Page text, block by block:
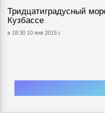
Тридцатиградусный
Кузбассе
в 18:30 10 янв 2015 г.